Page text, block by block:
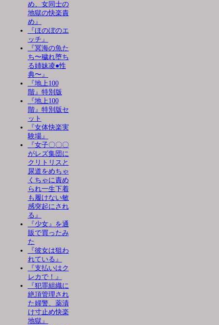
め、女同士の
地獄の快楽責
め』
『ほのぼのエ
ッチ』
『冥海の魚た
ち〜穢れ堕ち
る姉妹凌●性
典〜』
『地上100
階』特別版
『地上100
階』特別版セ
ット
『女体快楽実
験場』
『女子〇〇〇
がレズ集団に
クリトリスと
尿道をめちゃ
くちゃに責め
られ一生下着
も履けない敏
感突起にされ
る』
『少女』を通
販で買ったみ
た
『彼女は狙わ
れている』
『支払いはク
レカで！』
『犯罪組織に
絶頂管理され
た婦警、薬漬
け寸止め快楽
地獄』